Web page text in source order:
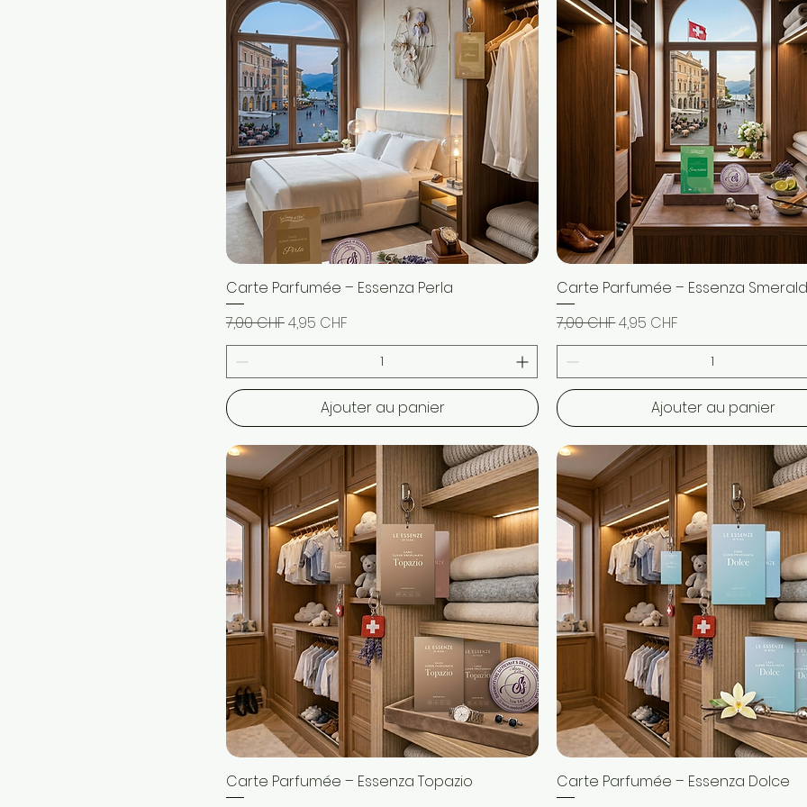
Aperçu rapide
Carte Parfumée – Essenza Perla
Prix original
7,00 CHFPrix promotionnel
4,95 CHF
Ajouter au panier
Aperçu rapide
Carte Parfumée – Essenza
Prix original
7,00 CHFPrix promotionnel
4,95 CHF
Ajouter au panier
Aperçu rapide
Carte Parfumée – Essenza Topazio
Aperçu rapide
Carte Parfumée – Essenza Dolce